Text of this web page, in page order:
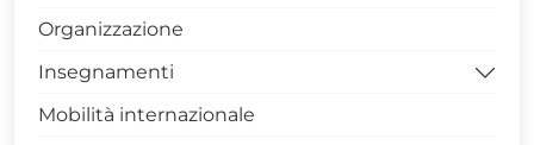
Regolamenti dei CdS
> LM Scienze Forestali e Ambientali - 0423
> LM Scienze e Tecnologie Agrarie - 0422
Organizzazione
Insegnamenti
Archivio
Mobilità internazionale